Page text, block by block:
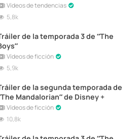
Vídeos de tendencias
5,8k
de la temporada 3 de “The
Vídeos de ficción
5,9k
de la segunda temporada de
Mandalorian” de Disney +
Vídeos de ficción
10,8k